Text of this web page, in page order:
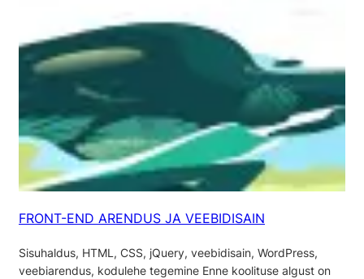
FRONT-END ARENDUS JA VEEBIDISAIN
Sisuhaldus, HTML, CSS, jQuery, veebidisain, WordPress,
veebiarendus, kodulehe tegemine Enne koolituse algust on